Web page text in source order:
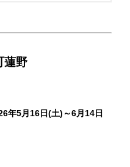
蓮野
年5月16日(土)～6月14日